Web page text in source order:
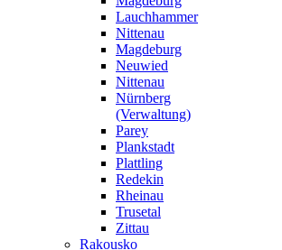
Lauchhammer
Nittenau
Magdeburg
Neuwied
Nittenau
Nürnberg
(Verwaltung)
Parey
Plankstadt
Plattling
Redekin
Rheinau
Trusetal
Zittau
Rakousko